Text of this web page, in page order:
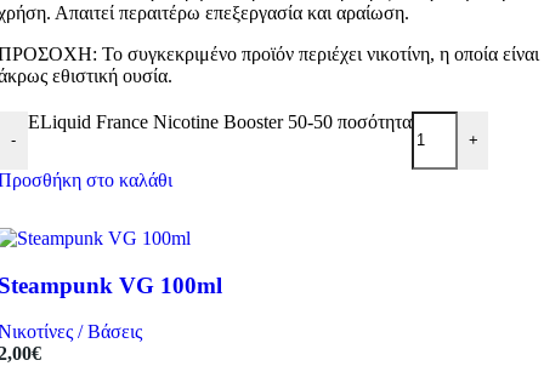
Απαιτεί περαιτέρω επεξεργασία και αραίωση.
Το συγκεκριμένο προϊόν περιέχει νικοτίνη, η οποία είναι
εθιστική ουσία.
-
ELiquid France Nicotine Booster 50-50 ποσότητα
+
στο καλάθι
VG 100ml
/ Βάσεις
€